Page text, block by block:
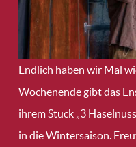
Endlich haben wir Mal
Wochenende gibt das
ihrem Stück „3
in die Wintersaison.